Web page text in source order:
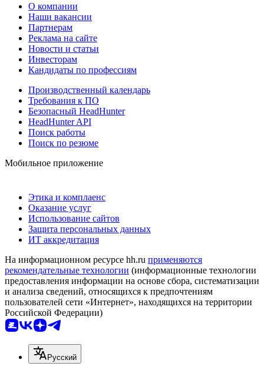
О компании
Наши вакансии
Партнерам
Реклама на сайте
Новости и статьи
Инвесторам
Кандидаты по профессиям
Производственный календарь
Требования к ПО
Безопасный HeadHunter
HeadHunter API
Поиск работы
Поиск по резюме
Мобильное приложение
Этика и комплаенс
Оказание услуг
Использование сайтов
Защита персональных данных
ИТ аккредитация
На информационном ресурсе hh.ru применяются
рекомендательные технологии (информационные технологии
предоставления информации на основе сбора, систематизации
и анализа сведений, относящихся к предпочтениям
пользователей сети «Интернет», находящихся на территории
Российской Федерации)
Русский